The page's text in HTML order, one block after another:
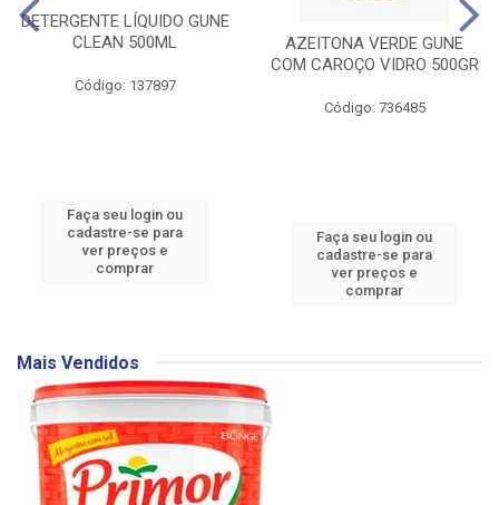
DETERGENTE LÍQUIDO GUNE
CLEAN 500ML
Código: 137897
Faça seu login ou
cadastre-se para
ver preços e
comprar
AZEITONA VERDE GUNE
COM CAROÇO VIDRO 500GR
Código: 736485
Faça seu login ou
cadastre-se para
ver preços e
comprar
Mais Vendidos